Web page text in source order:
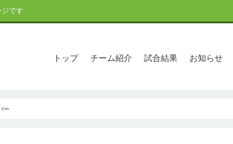
ジです
トップ チーム紹介 試合結果 お知らせ
ー